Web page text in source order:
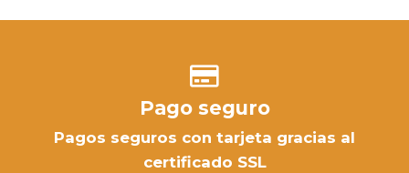
Pago seguro
Pagos seguros con tarjeta gracias al
certificado SSL